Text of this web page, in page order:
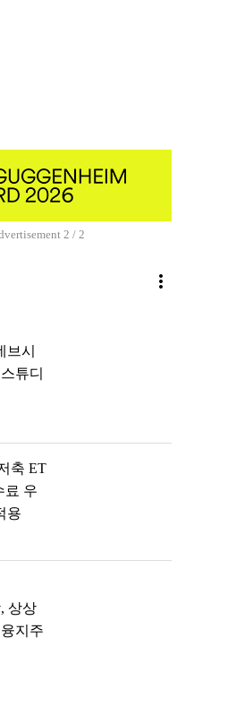
2 / 2
more_vert
시
튜디
축 ET
료 우
용
상상
지주